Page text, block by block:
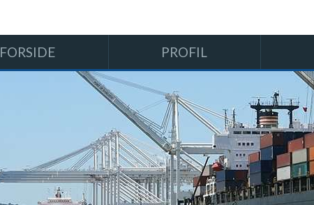
FORSIDE PROFIL